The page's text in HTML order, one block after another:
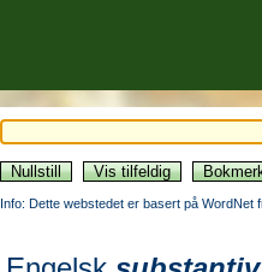
Info: Dette webstedet er basert på WordNet